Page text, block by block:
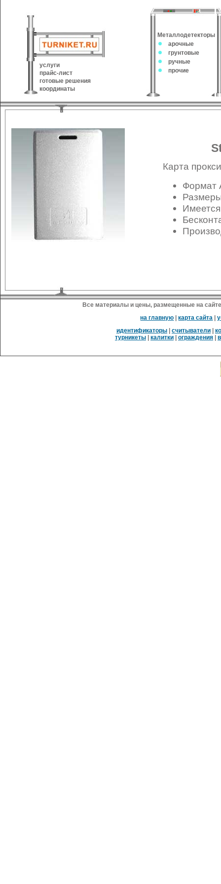
услуги
прайс-лист
готовые решения
координаты
Металлодетекторы
арочные
грунтовые
ручные
прочие
Карта
Формат
Все материалы и цены, размещенные на
на главную |карта сайта |
идентификаторы
считыватели
турникеты
калитки ограждения